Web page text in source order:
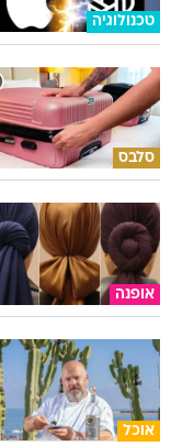
טכנולוגיה
סלבס
אופנה
אוכל